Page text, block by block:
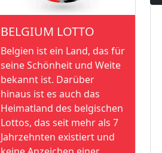
BELGIUM LOTTO
Belgien ist ein Land, das für
seine Schönheit und Weite
bekannt ist. Darüber
hinaus ist es auch das
Heimatland des belgischen
Lottos, das seit mehr als 7
Jahrzehnten existiert und